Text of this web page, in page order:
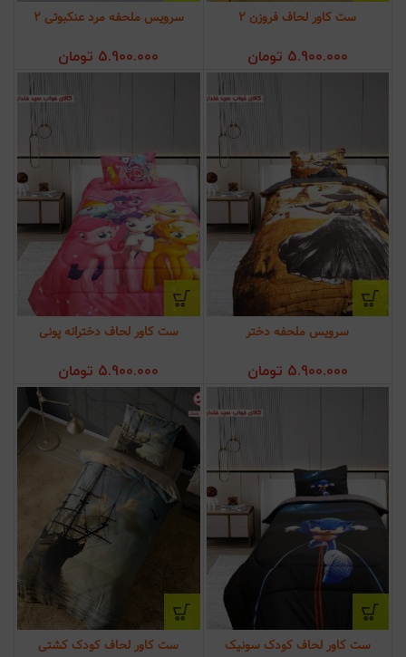
ست کاور لحاف فروزن 2
5.900.000 تومان
سرویس ملحفه مرد عنکبوتی 2
5.900.000 تومان
سرویس ملحفه دختر
5.900.000 تومان
ست کاور لحاف دخترانه پونی
5.900.000 تومان
ست کاور لحاف کودک سونیک
ست کاور لحاف کودک کشتی